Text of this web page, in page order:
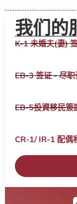
我们的
K-1 未婚夫(妻)
EB-3 签证 - 尽职
EB-5投資移民簽
CR-1/ IR-1 配偶